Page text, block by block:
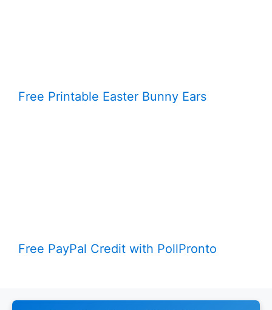
Free Printable Easter Bunny Ears
Free PayPal Credit with PollPronto